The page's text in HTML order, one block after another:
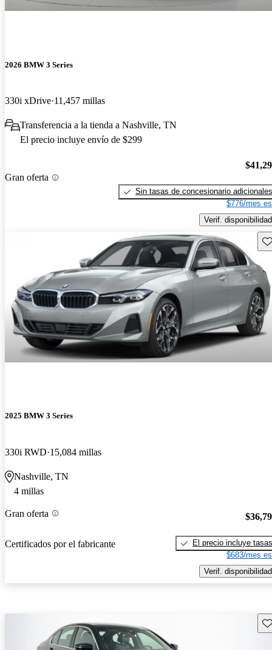
2026 BMW 3 Series
330i xDrive 11,457 millas
Transferencia a la tienda a Nashville, TN
El precio incluye envío de $299
Gran oferta
Sin tasas de concesionario adicionales
$776/mes
Verif. disponibilidad
2025 BMW 3 Series
330i RWD 15,084 millas
Nashville, TN
4 millas
Gran oferta
Certificados por el fabricante
El precio incluye tasas
$683/mes
Verif. disponibilidad